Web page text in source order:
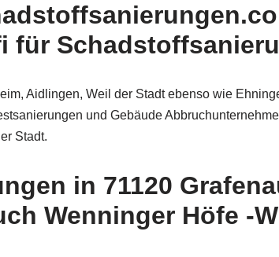
für
Aidlingen, Weil der Stadt ebenso wie
und Gebäude
Stadt.
in 71120
Wenninger Höfe -